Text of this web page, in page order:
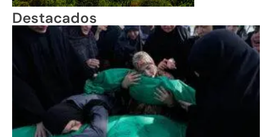
Destacados